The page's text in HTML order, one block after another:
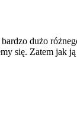
dużo
się. Zatem jak